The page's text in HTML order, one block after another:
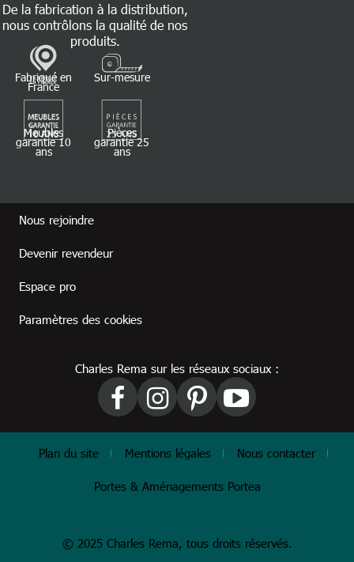
De la fabrication à la distribution,
nous contrôlons la qualité de nos
produits.
Fabriqué en
France
Sur-mesure
Meubles
garantie 10
ans
Pièces
garantie 25
ans
Nous rejoindre
Devenir revendeur
Espace pro
Paramètres des cookies
Charles Rema sur les réseaux sociaux :
Plan du site Mentions légales Nous contacter
Portes & Aménagements Portea
© 2025 Charles Rema, tous droits réservés.